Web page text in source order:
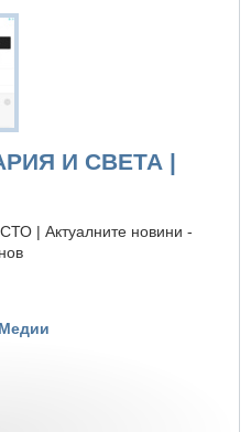
И СВЕТА |
| Актуалните новини -